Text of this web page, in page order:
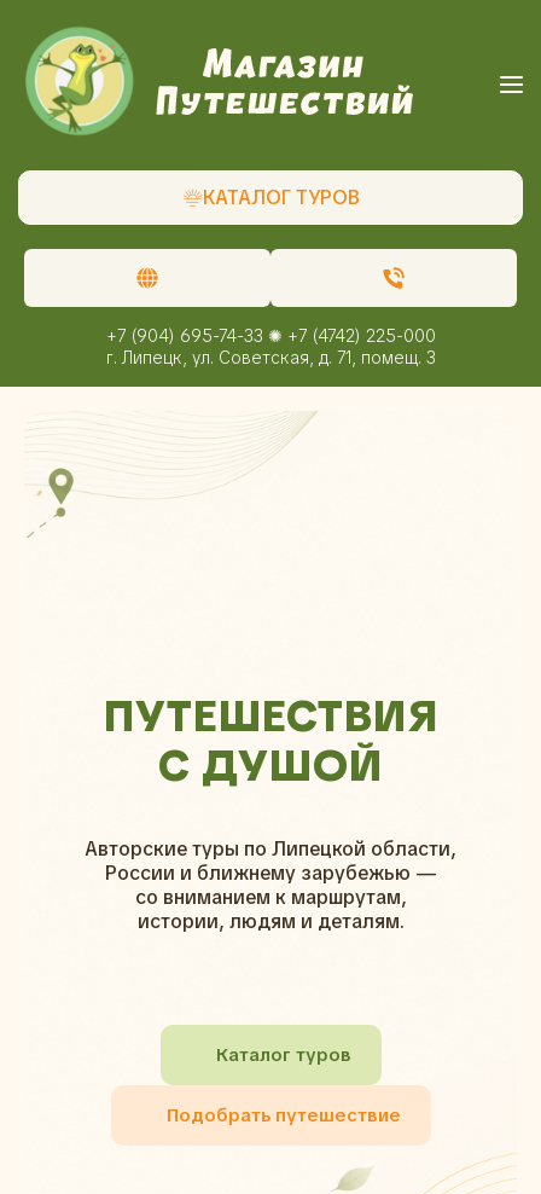
КАТАЛОГ ТУРОВ
+7 (904) 695-74-33 ✺ +7 (4742) 225-000
г. Липецк, ул. Советская, д. 71, помещ. 3
ПУТЕШЕСТВИЯ
С ДУШОЙ
Авторские туры по Липецкой области,
России и ближнему зарубежью —
со вниманием к маршрутам,
истории, людям и деталям.
Каталог туров
Подобрать путешествие